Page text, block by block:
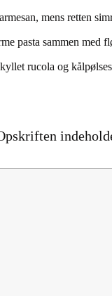
mens retten
pasta sammen med
rucola og